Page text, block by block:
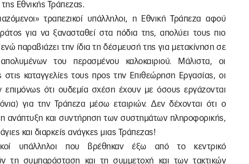
Εθνικής Τράπεζας.
τραπεζικοί υπάλληλοι, η Εθνική Τράπεζα αφού
για να ξανασταθεί στα πόδια της, απολύει τους πιο
παραβιάζει την ίδια τη δέσμευσή της για μετακίνηση σε
του περασμένου καλοκαιριού. Μάλιστα, οι
στις καταγγελίες τους προς την Επιθεώρηση Εργασίας, οι
ότι ουδεμία σχέση έχουν με όσους εργάζονται
για την Τράπεζα μέσω εταιριών. Δεν δέχονται ότι ο
ανάπτυξη και συντήρηση των συστημάτων πληροφορικής,
και διαρκείς ανάγκες μιας Τράπεζας!
υπάλληλοι που βρέθηκαν έξω από το κεντρικό
τη συμπαράσταση και τη συμμετοχή και των τακτικών